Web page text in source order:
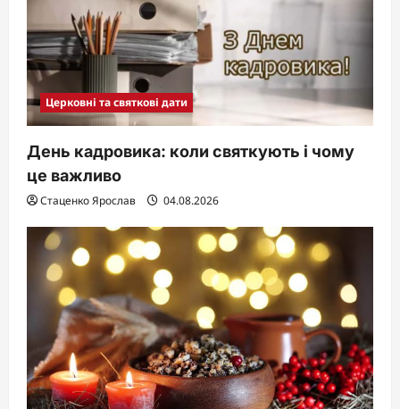
Церковні та святкові дати
День кадровика: коли святкують і чому
це важливо
Стаценко Ярослав 04.08.2026